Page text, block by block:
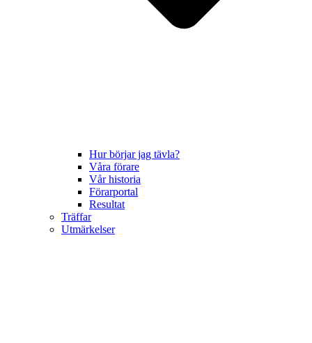
Hur börjar jag tävla?
Våra förare
Vår historia
Förarportal
Resultat
Träffar
Utmärkelser